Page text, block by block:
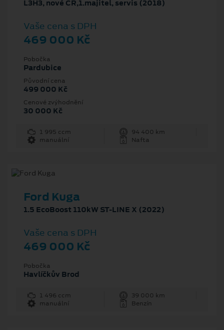
L3H3, nové ČR,1.majitel, servis (2018)
Vaše cena s DPH
469 000 Kč
Pobočka
Pardubice
Původní cena
499 000 Kč
Cenové zvýhodnění
30 000 Kč
1 995 ccm
94 400 km
manuální
Nafta
Ford Kuga
1.5 EcoBoost 110kW ST-LINE X (2022)
Vaše cena s DPH
469 000 Kč
Pobočka
Havlíčkův Brod
1 496 ccm
39 000 km
manuální
Benzín